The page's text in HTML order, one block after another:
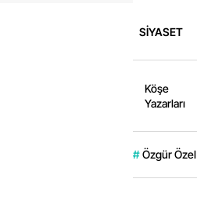
SİYASET
Köşe
Yazarları
# Özgür Özel